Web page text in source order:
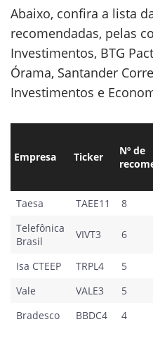
Abaixo, confira a lista
recomendadas, pelas
Investimentos, BTG
Órama, Santander
Investimentos e
Empresa Ticker
Nº de
Taesa TAEE11 8
Telefônica
Brasil
VIVT3 6
Isa CTEEP TRPL4 5
Vale
VALE3 5
Bradesco
BBDC4 4